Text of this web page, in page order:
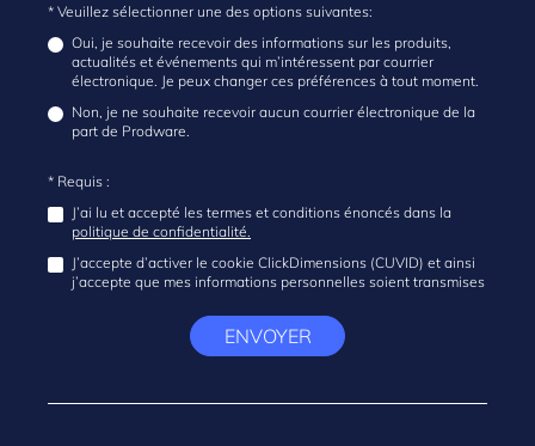
* Veuillez sélectionner une des options suivantes:
Oui, je souhaite recevoir des informations sur les produits,
actualités et événements qui m’intéressent par courrier
électronique. Je peux changer ces préférences à tout moment.
Non, je ne souhaite recevoir aucun courrier électronique de la
part de Prodware.
* Requis :
J’ai lu et accepté les termes et conditions énoncés dans la
politique de confidentialité.
J’accepte d’activer le cookie ClickDimensions (CUVID) et ainsi
j’accepte que mes informations personnelles soient transmises
ENVOYER